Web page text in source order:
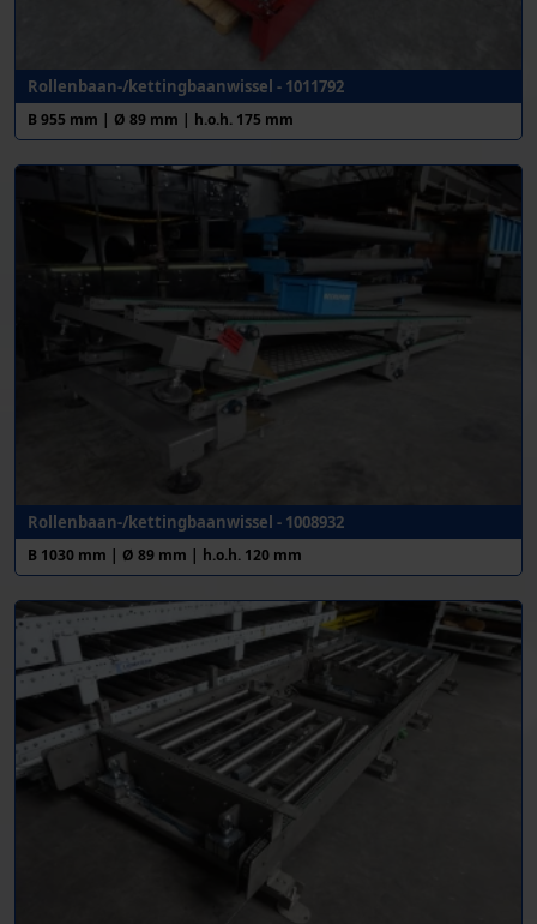
Rollenbaan-/kettingbaanwissel - 1011792
B 955 mm | Ø 89 mm | h.o.h. 175 mm
Rollenbaan-/kettingbaanwissel - 1008932
B 1030 mm | Ø 89 mm | h.o.h. 120 mm